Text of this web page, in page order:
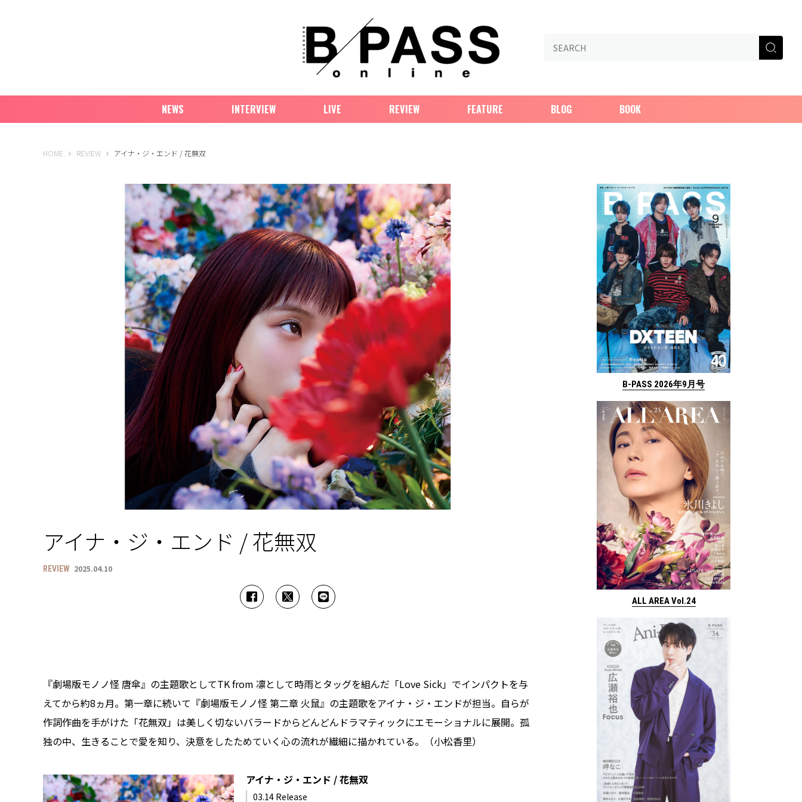
NEWS INTERVIEW LIVE REVIEW FEATURE BLOG BOOK
HOME B-PASS ONLINE
REVIEW アイナ・ジ・エンド / 花無双
アイナ・ジ・エンド / 花無双
REVIEW 2025.04.10
『劇場版モノノ怪 唐傘』の主題歌としてTK from 凛として時雨とタッグを組んだ「Love Sick」でインパクトを与
えてから約8ヵ月。第一章に続いて『劇場版モノノ怪 第二章 火鼠』の主題歌をアイナ・ジ・エンドが担当。自らが
作詞作曲を手がけた「花無双」は美しく切ないバラードからどんどんドラマティックにエモーショナルに展開。孤
独の中、生きることで愛を知り、決意をしたためていく心の流れが繊細に描かれている。（小松香里）
アイナ・ジ・エンド / 花無双
03.14 Release
B-PASS 2026年9月号
ALL AREA Vol.24